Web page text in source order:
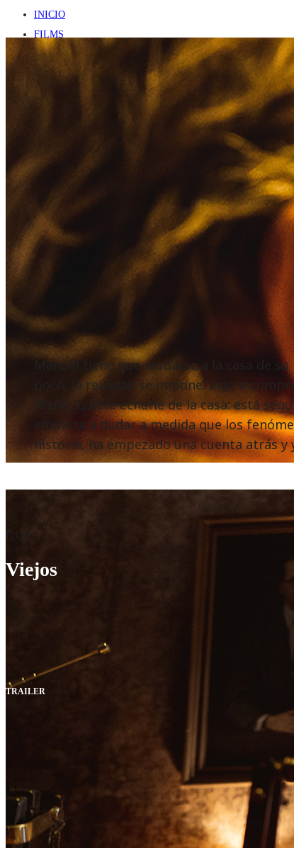
INICIO
FILMS
SOBRE NOSOTROS
Viejos
Manuel tiene que mudarse a la casa de
poco, la realidad se impone: algo
Mario, quiere echarle de la casa: está
empieza a dudar a medida que los
historia, ha empezado una cuenta atrás
TRAILER